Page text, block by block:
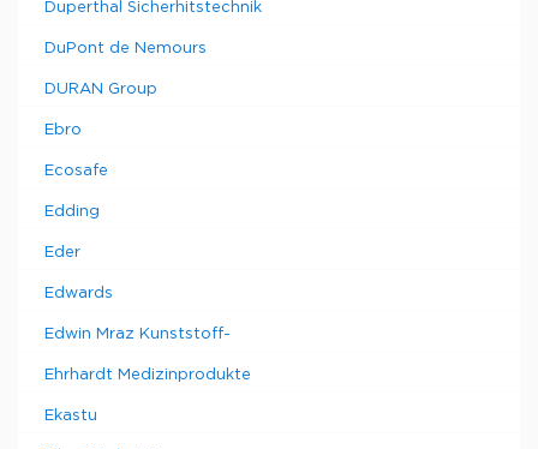
Duperthal Sicherhitstechnik
DuPont de Nemours
DURAN Group
Ebro
Ecosafe
Edding
Eder
Edwards
Edwin Mraz Kunststoff-
Ehrhardt Medizinprodukte
Ekastu